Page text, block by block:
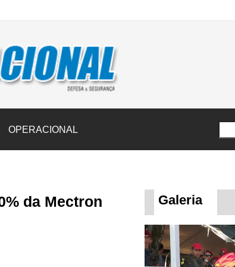
donativos ao Rio Grande do Sul na maior campanha
OPERACIONAL
da Mectron Galeria